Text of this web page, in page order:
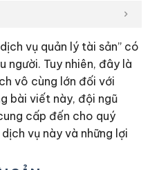
vụ quản lý tài sản” có
người. Tuy nhiên, đây là
vô cùng lớn đối với
bài viết này, đội ngũ
cấp đến cho quý
vụ này và những lợi